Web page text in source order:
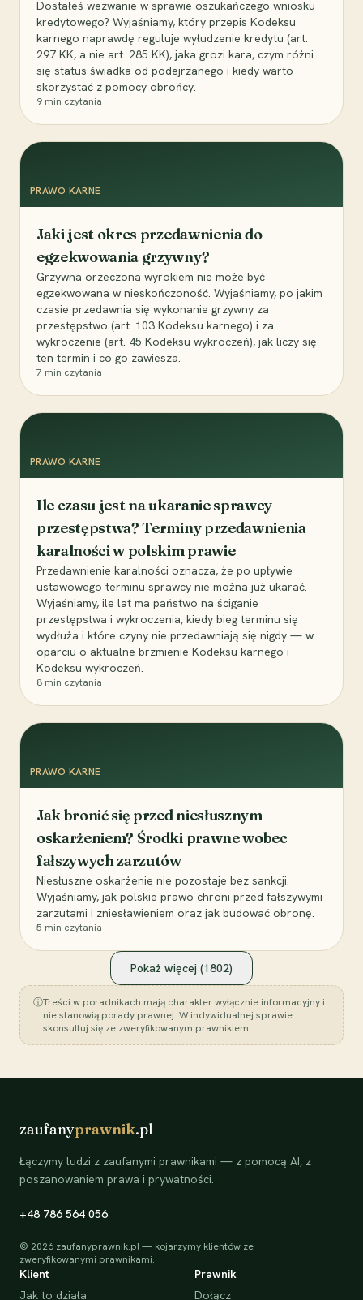
Dostałeś wezwanie w sprawie oszukańczego wniosku
kredytowego? Wyjaśniamy, który przepis Kodeksu
karnego naprawdę reguluje wyłudzenie kredytu (art.
297 KK, a nie art. 285 KK), jaka grozi kara, czym różni
się status świadka od podejrzanego i kiedy warto
skorzystać z pomocy obrońcy.
9 min czytania
PRAWO KARNE
Jaki jest okres przedawnienia do
egzekwowania grzywny?
Grzywna orzeczona wyrokiem nie może być
egzekwowana w nieskończoność. Wyjaśniamy, po jakim
czasie przedawnia się wykonanie grzywny za
przestępstwo (art. 103 Kodeksu karnego) i za
wykroczenie (art. 45 Kodeksu wykroczeń), jak liczy się
ten termin i co go zawiesza.
7 min czytania
PRAWO KARNE
Ile czasu jest na ukaranie sprawcy
przestępstwa? Terminy przedawnienia
karalności w polskim prawie
Przedawnienie karalności oznacza, że po upływie
ustawowego terminu sprawcy nie można już ukarać.
Wyjaśniamy, ile lat ma państwo na ściganie
przestępstwa i wykroczenia, kiedy bieg terminu się
wydłuża i które czyny nie przedawniają się nigdy — w
oparciu o aktualne brzmienie Kodeksu karnego i
Kodeksu wykroczeń.
8 min czytania
PRAWO KARNE
Jak bronić się przed niesłusznym
oskarżeniem? Środki prawne wobec
fałszywych zarzutów
Niesłuszne oskarżenie nie pozostaje bez sankcji.
Wyjaśniamy, jak polskie prawo chroni przed fałszywymi
zarzutami i zniesławieniem oraz jak budować obronę.
5 min czytania
Pokaż więcej (1802)
ⓘTreści w poradnikach mają charakter wyłącznie informacyjny i
nie stanowią porady prawnej. W indywidualnej sprawie
skonsultuj się ze zweryfikowanym prawnikiem.
zaufanyprawnik.pl
Łączymy ludzi z zaufanymi prawnikami — z pomocą AI, z
poszanowaniem prawa i prywatności.
+48 786 564 056
© 2026 zaufanyprawnik.pl — kojarzymy klientów ze
zweryfikowanymi prawnikami.
Klient
Jak to działa
Prawnik
Dołącz